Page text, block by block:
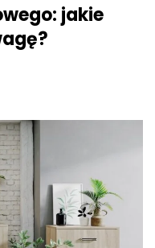
jakie